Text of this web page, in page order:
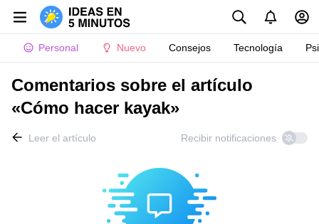
Personal Nuevo Consejos Tecnología
Comentarios sobre el artículo
«Cómo hacer kayak»
Leer el artículo Recibir notificaciones